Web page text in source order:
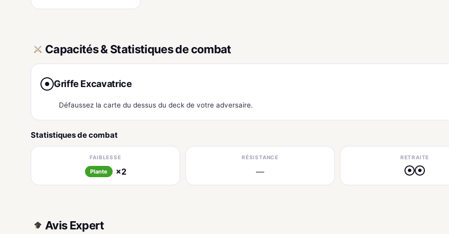
Capacités & Statistiques de combat
● Griffe Excavatrice
Défaussez la carte du dessus du deck de votre adversaire.
Statistiques de combat
FAIBLESSE
Plante ×2
RÉSISTANCE
—
RETRAITE
● ●
Avis Expert